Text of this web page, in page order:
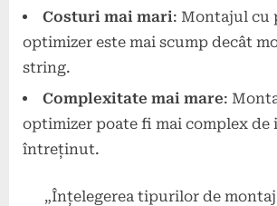
Costuri mai mari: Montajul cu
optimizer este mai scump decât
string.
Complexitate mai mare:
optimizer poate fi mai complex de
întreținut.
„Înțelegerea tipurilor de